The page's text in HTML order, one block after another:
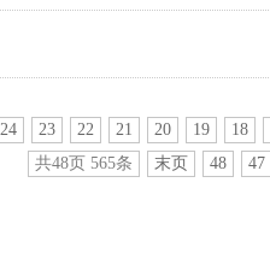
18
19
20
21
22
23
24
47
48
末页
共48页 565条